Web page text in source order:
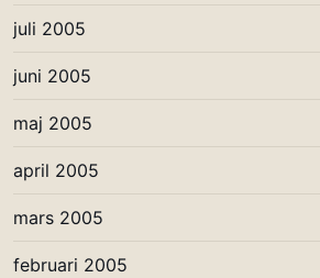
juli 2005
juni 2005
maj 2005
april 2005
mars 2005
februari 2005